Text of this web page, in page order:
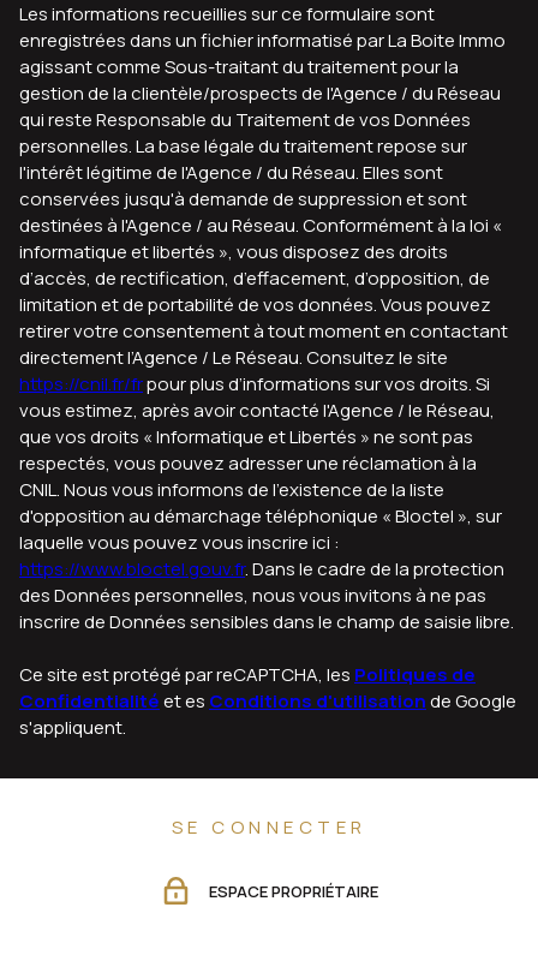
Les informations recueillies sur ce formulaire sont
enregistrées dans un fichier informatisé par La Boite Immo
agissant comme Sous-traitant du traitement pour la
gestion de la clientèle/prospects de l'Agence / du Réseau
qui reste Responsable du Traitement de vos Données
personnelles. La base légale du traitement repose sur
l'intérêt légitime de l'Agence / du Réseau. Elles sont
conservées jusqu'à demande de suppression et sont
destinées à l'Agence / au Réseau. Conformément à la loi «
informatique et libertés », vous disposez des droits
d’accès, de rectification, d’effacement, d’opposition, de
limitation et de portabilité de vos données. Vous pouvez
retirer votre consentement à tout moment en contactant
directement l’Agence / Le Réseau. Consultez le site
https://cnil.fr/frpour plus d’informations sur vos droits. Si
vous estimez, après avoir contacté l'Agence / le Réseau,
que vos droits « Informatique et Libertés » ne sont pas
respectés, vous pouvez adresser une réclamation à la
CNIL. Nous vous informons de l’existence de la liste
d'opposition au démarchage téléphonique « Bloctel », sur
laquelle vous pouvez vous inscrire ici :
https://www.bloctel.gouv.fr. Dans le cadre de la protection
des Données personnelles, nous vous invitons à ne pas
inscrire de Données sensibles dans le champ de saisie libre.
Ce site est protégé par reCAPTCHA, les Politiques de
Confidentialitéet es Conditions d'utilisationde Google
s'appliquent.
SE CONNECTER
ESPACE PROPRIÉTAIRE